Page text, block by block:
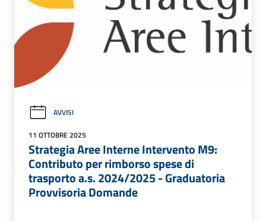
AVVISI
11 OTTOBRE 2025
Strategia Aree Interne Intervento M9:
Contributo per rimborso spese di
trasporto a.s. 2024/2025 - Graduatoria
Provvisoria Domande